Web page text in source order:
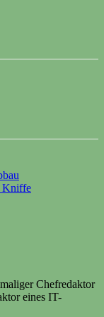
Kniffe
Chefredaktor
eines IT-